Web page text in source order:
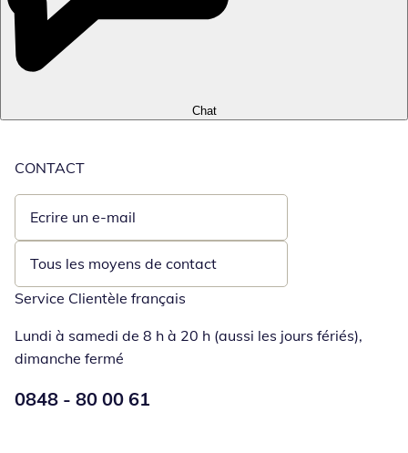
Chat
CONTACT
Ecrire un e-mail
Ouvre un client de messagerie
Tous les moyens de contact
Service Clientèle français
Lundi à samedi de 8 h à 20 h (aussi les jours fériés),
dimanche fermé
Numéro de téléphone:
0848 - 80 00 61